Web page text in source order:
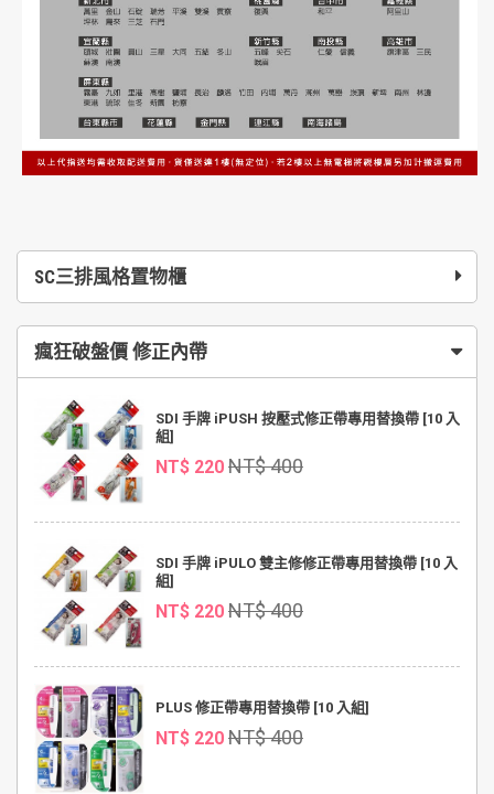
SC三排風格置物櫃
瘋狂破盤價 修正內帶
SDI 手牌 iPUSH 按壓式修正帶專用替換帶 [10 入
組]
NT$ 220 NT$ 400
SDI 手牌 iPULO 雙主修修正帶專用替換帶 [10 入
組]
NT$ 220 NT$ 400
PLUS 修正帶專用替換帶 [10 入組]
NT$ 220 NT$ 400